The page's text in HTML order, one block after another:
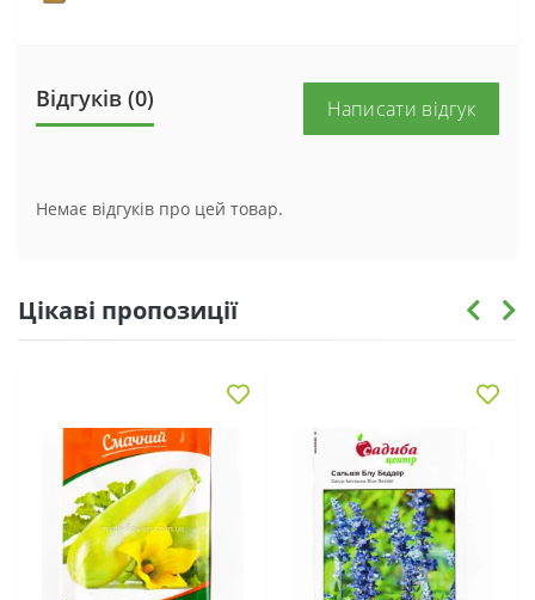
Відгуків (0) Написати відгук
Немає відгуків про цей товар.
Цікаві пропозиції